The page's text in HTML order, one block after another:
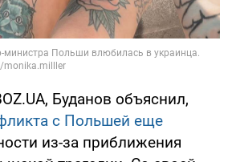
Буданов объяснил,
с Польшей еще
из-за приближения